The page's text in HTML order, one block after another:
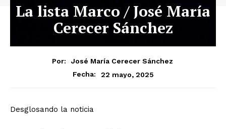
La lista Marco / José María
Cerecer Sánchez
Por:
José María Cerecer Sánchez
Fecha:
22 mayo, 2025
Desglosando la noticia